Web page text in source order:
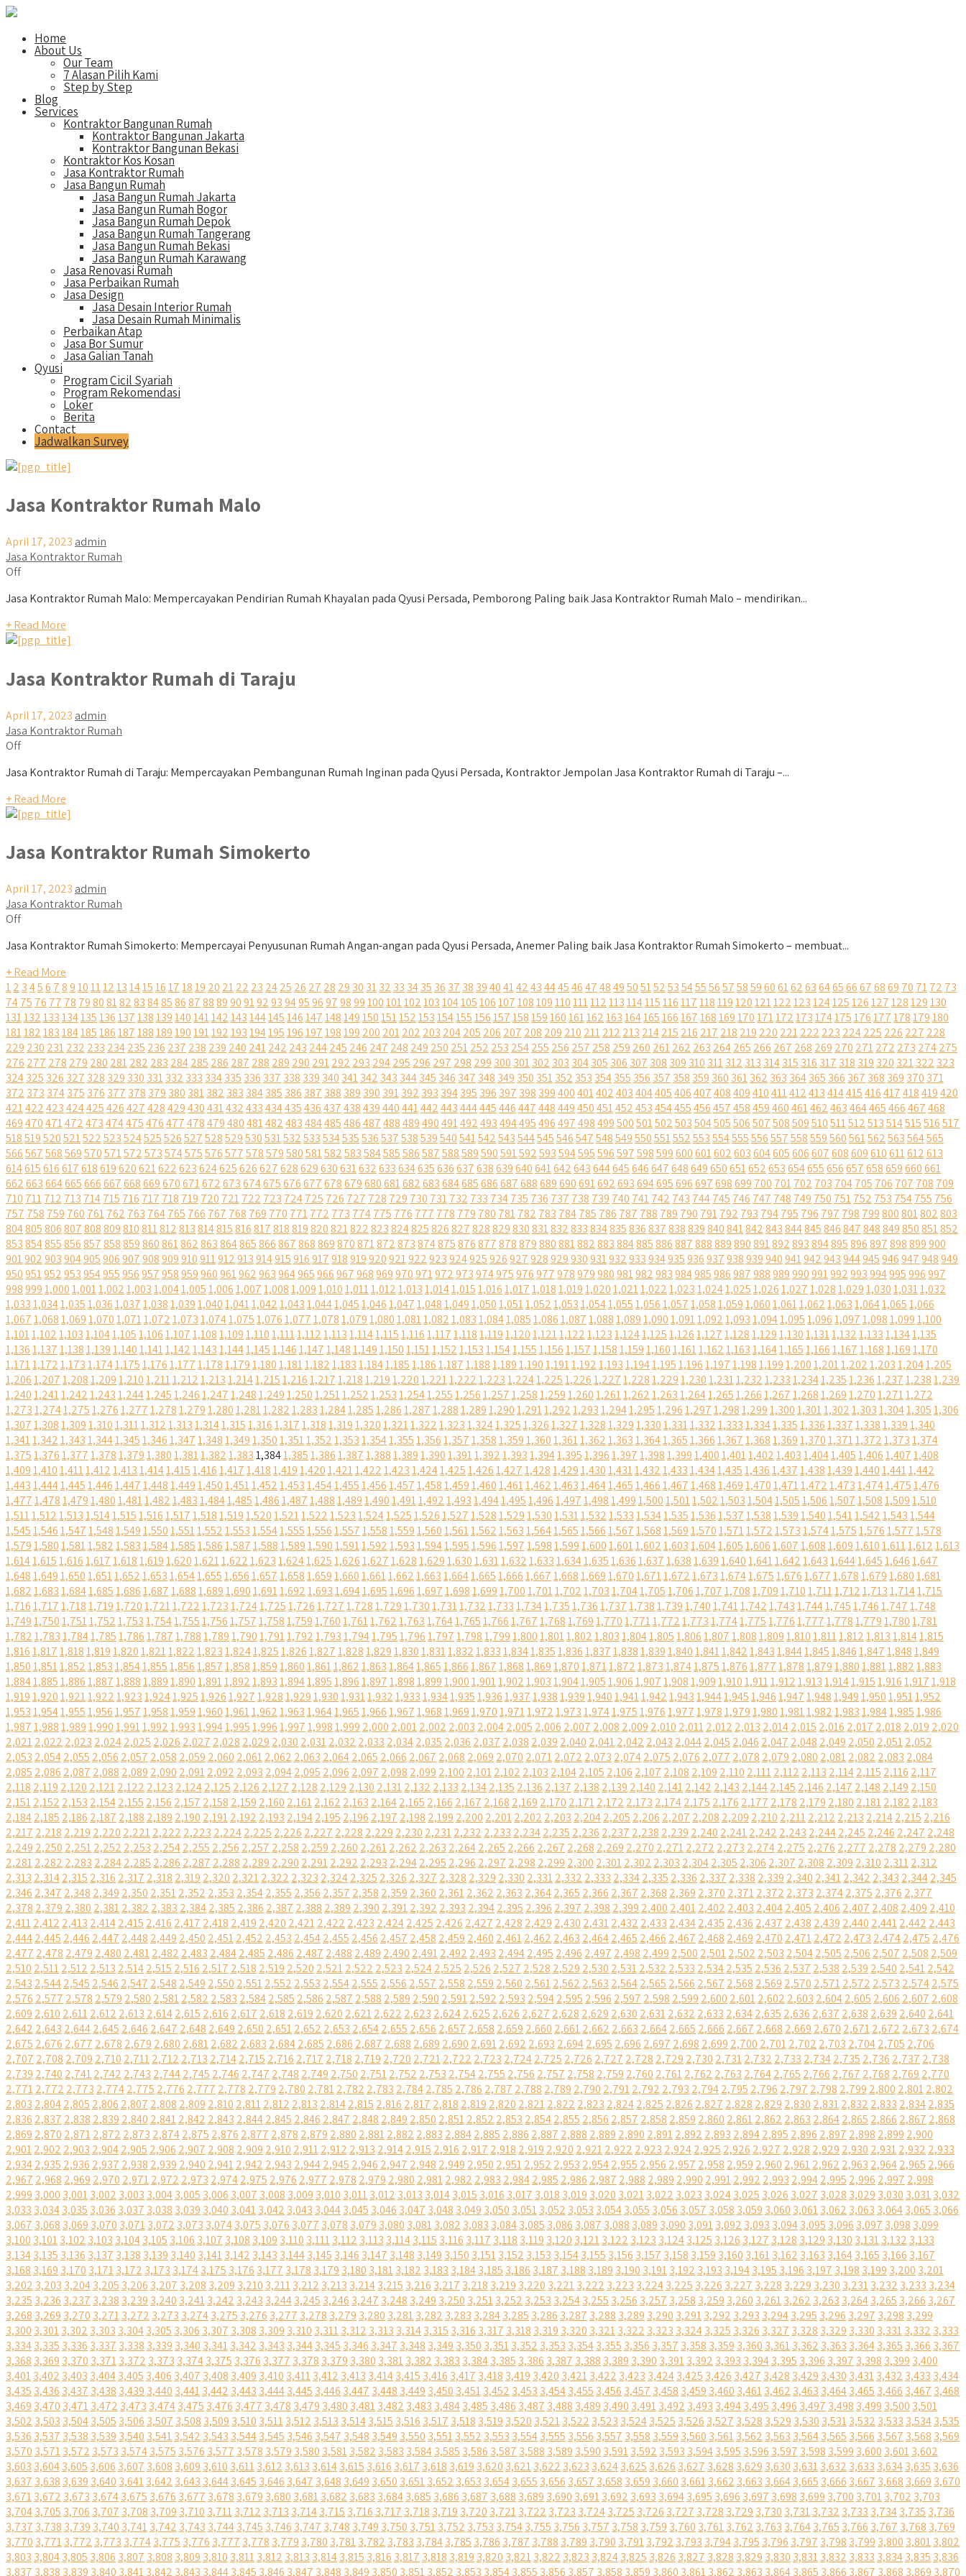
Home
About Us
Our Team
7 Alasan Pilih Kami
Step by Step
Blog
Services
Kontraktor Bangunan Rumah
Kontraktor Bangunan Jakarta
Kontraktor Bangunan Bekasi
Kontraktor Kos Kosan
Jasa Kontraktor Rumah
Jasa Bangun Rumah
Jasa Bangun Rumah Jakarta
Jasa Bangun Rumah Bogor
Jasa Bangun Rumah Depok
Jasa Bangun Rumah Tangerang
Jasa Bangun Rumah Bekasi
Jasa Bangun Rumah Karawang
Jasa Renovasi Rumah
Jasa Perbaikan Rumah
Jasa Design
Jasa Desain Interior Rumah
Jasa Desain Rumah Minimalis
Perbaikan Atap
Jasa Bor Sumur
Jasa Galian Tanah
Qyusi
Program Cicil Syariah
Program Rekomendasi
Loker
Berita
Contact
Jadwalkan Survey
Jasa Kontraktor Rumah Malo
April 17, 2023 admin
Jasa Kontraktor Rumah
Off
Jasa Kontraktor Rumah Malo: Mempercayakan Pendirian Rumah Khayalan pada Qyusi Persada, Pemborong Paling baik Jasa Kontraktor Rumah Malo – mendirikan...
+ Read More
Jasa Kontraktor Rumah di Taraju
April 17, 2023 admin
Jasa Kontraktor Rumah
Off
Jasa Kontraktor Rumah di Taraju: Mempercayakan Pembangunan Rumah Inginan pada Qyusi Persada, Kontraktor Jempolan Jasa Kontraktor Rumah di Taraju –...
+ Read More
Jasa Kontraktor Rumah Simokerto
April 17, 2023 admin
Jasa Kontraktor Rumah
Off
Jasa Kontraktor Rumah Simokerto: Mempercayai Penyusunan Rumah Angan-angan pada Qyusi Persada, Anemer Paling baik Jasa Kontraktor Rumah Simokerto – membuat...
+ Read More
12 3456 78910111213141516171819 20 2122 23 2425 26 27 28 29 30 3132 33 3435 36 37 38 39404142434445464748495051525354555657585960616263646566676869 70 7172 73
7475 76 77 78 798081828384858687888990919293949596979899100101102103104105106107108109110111112113114115116117118119120121122123124125126127128129130
131132133134135136137138139140141142143144145146147148149150151152153154155156157158159160161162163164165166167168169170171172173174175176177178179180
181182183184185186187188189190191192193194195196197198199 200 201202 203 204205 206 207 208 209 210 211212 213 214215 216 217 218 219 220 221222 223 224225 226 227 228
229 230 231232 233 234235 236 237 238 239 240 241242 243 244245 246 247 248 249 250 251252 253 254255 256 257 258 259 260 261262 263 264265 266 267 268 269 270 271272 273 274275
276 277 278 279 280 281282 283 284285 286 287 288 289 290 291292 293 294295 296 297 298 299 300 301302 303 304305 306 307 308 309 310 311312 313 314315 316 317 318 319 320 321322 323
324325 326 327 328 329 330 331332 333 334335 336 337 338 339 340 341342 343 344345 346 347 348 349 350 351352 353 354355 356 357 358 359 360 361362 363 364365 366 367 368 369 370 371
372 373 374375 376 377 378 379 380 381382 383 384385 386 387 388 389 390 391392 393 394395 396 397 398 399400401402403404405406407408409410411412413414415416417418419420
421422423424425426427428429430431432433434435436437438439440441442443444445446447448449450451452453454455456457458459460461462463464465466467468
469470471472473474475476477478479480481482483484485486487488489490491492493494495496497498499500501502503504505506507508509510511512513514515516517
518519520521522523524525526527528529530531532533534535536537538539540541542543544545546547548549550551552553554555556557558559560561562563564565
566567568569570571572573574575576577578579580581582583584585586587588589590591592593594595596597598599600601602603604605606607608609610611612613
614615616617618619620621622623624625626627628629630631632633634635636637638639640641642643644645646647648649650651652653654655656657658659660661
662663664665666667668669670671672673674675676677678679680681682683684685686687688689690691692693694695696697698699 700 701702 703 704705 706 707 708 709
710 711712 713 714715 716 717 718 719 720 721722 723 724725 726 727 728 729 730 731732 733 734735 736 737 738 739 740 741742 743 744745 746 747 748 749 750 751752 753 754755 756
757 758 759 760 761762 763 764765 766 767 768 769 770 771772 773 774775 776 777 778 779 780 781782 783 784785 786 787 788 789 790 791792 793 794795 796 797 798 799800801802803
804805806807808809810811812813814815816817818819820821822823824825826827828829830831832833834835836837838839840841842843844845846847848849850851852
853854855856857858859860861862863864865866867868869870871872873874875876877878879880881882883884885886887888889890891892893894895896897898899900
901902903904905906907908909910911912913914915916917918919920921922923924925926927928929930931932933934935936937938939940941942943944945946947948949
950951952953954955956957958959960961962963964965966967968969970971972973974975976977978979980981982983984985986987988989990991992993994995996997
9989991,0001,0011,0021,0031,0041,0051,0061,0071,0081,0091,0101,0111,0121,0131,0141,0151,0161,0171,0181,0191,0201,0211,0221,0231,0241,0251,0261,0271,0281,0291,0301,0311,032
1,0331,0341,0351,0361,0371,0381,0391,0401,0411,0421,0431,0441,0451,0461,0471,0481,0491,0501,0511,0521,0531,0541,0551,0561,0571,0581,0591,0601,0611,0621,0631,0641,0651,066
1,0671,0681,0691,0701,0711,0721,0731,0741,0751,0761,0771,0781,0791,0801,0811,0821,0831,0841,0851,0861,0871,0881,0891,0901,0911,0921,0931,0941,0951,0961,0971,0981,0991,100
1,1011,1021,1031,1041,1051,1061,1071,1081,1091,1101,1111,1121,1131,1141,1151,1161,1171,1181,1191,1201,1211,1221,1231,1241,1251,1261,1271,1281,1291,1301,1311,1321,1331,1341,135
1,1361,1371,1381,1391,1401,1411,1421,1431,1441,1451,1461,1471,1481,1491,1501,1511,1521,1531,1541,1551,1561,1571,1581,1591,1601,1611,1621,1631,1641,1651,1661,1671,1681,1691,170
1,1711,1721,1731,1741,1751,1761,1771,1781,1791,1801,1811,1821,1831,1841,1851,1861,1871,1881,1891,1901,1911,1921,1931,1941,1951,1961,1971,1981,1991,2001,2011,2021,2031,2041,205
1,2061,2071,2081,2091,2101,2111,2121,2131,2141,2151,2161,2171,2181,2191,2201,2211,2221,2231,2241,2251,2261,2271,2281,2291,2301,2311,2321,2331,2341,2351,2361,2371,2381,239
1,2401,2411,2421,2431,2441,2451,2461,2471,2481,2491,2501,2511,2521,2531,2541,2551,2561,2571,2581,2591,2601,2611,2621,2631,2641,2651,2661,2671,2681,2691,2701,2711,272
1,2731,2741,2751,2761,2771,2781,2791,2801,2811,2821,2831,2841,2851,2861,2871,2881,2891,2901,2911,2921,2931,2941,2951,2961,2971,2981,2991,3001,3011,3021,3031,3041,3051,306
1,3071,3081,3091,3101,3111,3121,3131,3141,3151,3161,3171,3181,3191,3201,3211,3221,3231,3241,3251,3261,3271,3281,3291,3301,3311,3321,3331,3341,3351,3361,3371,3381,3391,340
1,3411,3421,3431,3441,3451,3461,3471,3481,3491,3501,3511,3521,3531,3541,3551,3561,3571,3581,3591,3601,3611,3621,3631,3641,3651,3661,3671,3681,3691,3701,3711,3721,3731,374
1,3751,3761,3771,3781,3791,3801,3811,3821,3831,3841,3851,3861,3871,3881,3891,3901,3911,3921,3931,3941,3951,3961,3971,3981,3991,4001,4011,4021,4031,4041,4051,4061,4071,408
1,4091,4101,4111,4121,4131,4141,4151,4161,4171,4181,4191,4201,4211,4221,4231,4241,4251,4261,4271,4281,4291,4301,4311,4321,4331,4341,4351,4361,4371,4381,4391,4401,4411,442
1,4431,4441,4451,4461,4471,4481,4491,4501,4511,4521,4531,4541,4551,4561,4571,4581,4591,4601,4611,4621,4631,4641,4651,4661,4671,4681,4691,4701,4711,4721,4731,4741,4751,476
1,4771,4781,4791,4801,4811,4821,4831,4841,4851,4861,4871,4881,4891,4901,4911,4921,4931,4941,4951,4961,4971,4981,4991,5001,5011,5021,5031,5041,5051,5061,5071,5081,5091,510
1,5111,5121,5131,5141,5151,5161,5171,5181,5191,5201,5211,5221,5231,5241,5251,5261,5271,5281,5291,5301,5311,5321,5331,5341,5351,5361,5371,5381,5391,5401,5411,5421,5431,544
1,5451,5461,5471,5481,5491,5501,5511,5521,5531,5541,5551,5561,5571,5581,5591,5601,5611,5621,5631,5641,5651,5661,5671,5681,5691,5701,5711,5721,5731,5741,5751,5761,5771,578
1,5791,5801,5811,5821,5831,5841,5851,5861,5871,5881,5891,5901,5911,5921,5931,5941,5951,5961,5971,5981,5991,6001,6011,6021,6031,6041,6051,6061,6071,6081,6091,6101,6111,6121,613
1,6141,6151,6161,6171,6181,6191,6201,6211,6221,6231,6241,6251,6261,6271,6281,6291,6301,6311,6321,6331,6341,6351,6361,6371,6381,6391,6401,6411,6421,6431,6441,6451,6461,647
1,6481,6491,6501,6511,6521,6531,6541,6551,6561,6571,6581,6591,6601,6611,6621,6631,6641,6651,6661,6671,6681,6691,6701,6711,6721,6731,6741,6751,6761,6771,6781,6791,6801,681
1,6821,6831,6841,6851,6861,6871,6881,6891,6901,6911,6921,6931,6941,6951,6961,6971,6981,6991,7001,7011,7021,7031,7041,7051,7061,7071,7081,7091,7101,7111,7121,7131,7141,715
1,7161,7171,7181,7191,7201,7211,7221,7231,7241,7251,7261,7271,7281,7291,7301,7311,7321,7331,7341,7351,7361,7371,7381,7391,7401,7411,7421,7431,7441,7451,7461,7471,748
1,7491,7501,7511,7521,7531,7541,7551,7561,7571,7581,7591,7601,7611,7621,7631,7641,7651,7661,7671,7681,7691,7701,7711,7721,7731,7741,7751,7761,7771,7781,7791,7801,781
1,7821,7831,7841,7851,7861,7871,7881,7891,7901,7911,7921,7931,7941,7951,7961,7971,7981,7991,8001,8011,8021,8031,8041,8051,8061,8071,8081,8091,8101,8111,8121,8131,8141,815
1,8161,8171,8181,8191,8201,8211,8221,8231,8241,8251,8261,8271,8281,8291,8301,8311,8321,8331,8341,8351,8361,8371,8381,8391,8401,8411,8421,8431,8441,8451,8461,8471,8481,849
1,8501,8511,8521,8531,8541,8551,8561,8571,8581,8591,8601,8611,8621,8631,8641,8651,8661,8671,8681,8691,8701,8711,8721,8731,8741,8751,8761,8771,8781,8791,8801,8811,8821,883
1,8841,8851,8861,8871,8881,8891,8901,8911,8921,8931,8941,8951,8961,8971,8981,8991,9001,9011,9021,9031,9041,9051,9061,9071,9081,9091,9101,9111,9121,9131,9141,9151,9161,9171,918
1,9191,9201,9211,9221,9231,9241,9251,9261,9271,9281,9291,9301,9311,9321,9331,9341,9351,9361,9371,9381,9391,9401,9411,9421,9431,9441,9451,9461,9471,9481,9491,9501,9511,952
1,9531,9541,9551,9561,9571,9581,9591,9601,9611,9621,9631,9641,9651,9661,9671,9681,9691,9701,9711,9721,9731,9741,9751,9761,9771,9781,9791,9801,9811,9821,9831,9841,9851,986
1,9871,9881,9891,9901,9911,9921,9931,9941,9951,9961,9971,9981,999 2,000 2,0012,002 2,003 2,0042,005 2,006 2,007 2,008 2,009 2,010 2,0112,012 2,013 2,0142,015 2,016 2,017 2,018 2,019 2,020
2,0212,022 2,023 2,0242,025 2,026 2,027 2,028 2,029 2,030 2,0312,032 2,033 2,0342,035 2,036 2,037 2,038 2,039 2,040 2,0412,042 2,043 2,0442,045 2,046 2,047 2,048 2,049 2,050 2,0512,052
2,053 2,0542,055 2,056 2,057 2,058 2,059 2,060 2,0612,062 2,063 2,0642,065 2,066 2,067 2,068 2,069 2,070 2,0712,072 2,073 2,0742,075 2,076 2,077 2,078 2,079 2,080 2,0812,082 2,083 2,084
2,085 2,086 2,087 2,088 2,089 2,090 2,0912,092 2,093 2,0942,095 2,096 2,097 2,098 2,099 2,100 2,1012,102 2,103 2,1042,105 2,106 2,107 2,108 2,109 2,110 2,1112,112 2,113 2,1142,115 2,116 2,117
2,118 2,119 2,120 2,1212,122 2,123 2,1242,125 2,126 2,127 2,128 2,129 2,130 2,1312,132 2,133 2,1342,135 2,136 2,137 2,138 2,139 2,140 2,1412,142 2,143 2,1442,145 2,146 2,147 2,148 2,149 2,150
2,1512,152 2,153 2,1542,155 2,156 2,157 2,158 2,159 2,160 2,1612,162 2,163 2,1642,165 2,166 2,167 2,168 2,169 2,170 2,1712,172 2,173 2,1742,175 2,176 2,177 2,178 2,179 2,180 2,1812,182 2,183
2,1842,185 2,186 2,187 2,188 2,189 2,190 2,1912,192 2,193 2,1942,195 2,196 2,197 2,198 2,199 2,200 2,2012,202 2,203 2,2042,205 2,206 2,207 2,208 2,209 2,210 2,2112,212 2,213 2,2142,215 2,216
2,217 2,218 2,219 2,220 2,2212,222 2,223 2,2242,225 2,226 2,227 2,228 2,229 2,230 2,2312,232 2,233 2,2342,235 2,236 2,237 2,238 2,239 2,240 2,2412,242 2,243 2,2442,245 2,246 2,247 2,248
2,249 2,250 2,2512,252 2,253 2,2542,255 2,256 2,257 2,258 2,259 2,260 2,2612,262 2,263 2,2642,265 2,266 2,267 2,268 2,269 2,270 2,2712,272 2,273 2,2742,275 2,276 2,277 2,278 2,279 2,280
2,2812,282 2,283 2,2842,285 2,286 2,287 2,288 2,289 2,290 2,2912,292 2,293 2,2942,295 2,296 2,297 2,298 2,299 2,300 2,3012,302 2,303 2,3042,305 2,306 2,307 2,308 2,309 2,310 2,3112,312
2,313 2,3142,315 2,316 2,317 2,318 2,319 2,320 2,3212,322 2,323 2,3242,325 2,326 2,327 2,328 2,329 2,330 2,3312,332 2,333 2,3342,335 2,336 2,337 2,338 2,339 2,340 2,3412,342 2,343 2,3442,345
2,346 2,347 2,348 2,349 2,350 2,3512,352 2,353 2,3542,355 2,356 2,357 2,358 2,359 2,360 2,3612,362 2,363 2,3642,365 2,366 2,367 2,368 2,369 2,370 2,3712,372 2,373 2,3742,375 2,376 2,377
2,378 2,379 2,380 2,3812,382 2,383 2,3842,385 2,386 2,387 2,388 2,389 2,390 2,3912,392 2,393 2,3942,395 2,396 2,397 2,398 2,399 2,400 2,4012,402 2,403 2,4042,405 2,406 2,407 2,408 2,409 2,410
2,4112,412 2,413 2,4142,415 2,416 2,417 2,418 2,419 2,420 2,4212,422 2,423 2,4242,425 2,426 2,427 2,428 2,429 2,430 2,4312,432 2,433 2,4342,435 2,436 2,437 2,438 2,439 2,440 2,4412,442 2,443
2,4442,445 2,446 2,447 2,448 2,449 2,450 2,4512,452 2,453 2,4542,455 2,456 2,457 2,458 2,459 2,460 2,4612,462 2,463 2,4642,465 2,466 2,467 2,468 2,469 2,470 2,4712,472 2,473 2,4742,475 2,476
2,477 2,478 2,479 2,480 2,4812,482 2,483 2,4842,485 2,486 2,487 2,488 2,489 2,490 2,4912,492 2,493 2,4942,495 2,496 2,497 2,498 2,499 2,500 2,5012,502 2,503 2,5042,505 2,506 2,507 2,508 2,509
2,510 2,5112,512 2,513 2,5142,515 2,516 2,517 2,518 2,519 2,520 2,5212,522 2,523 2,5242,525 2,526 2,527 2,528 2,529 2,530 2,5312,532 2,533 2,5342,535 2,536 2,537 2,538 2,539 2,540 2,5412,542
2,543 2,5442,545 2,546 2,547 2,548 2,549 2,550 2,5512,552 2,553 2,5542,555 2,556 2,557 2,558 2,559 2,560 2,5612,562 2,563 2,5642,565 2,566 2,567 2,568 2,569 2,570 2,5712,572 2,573 2,5742,575
2,576 2,577 2,578 2,579 2,580 2,5812,582 2,583 2,5842,585 2,586 2,587 2,588 2,589 2,590 2,5912,592 2,593 2,5942,595 2,596 2,597 2,598 2,599 2,600 2,6012,602 2,603 2,6042,605 2,606 2,607 2,608
2,609 2,610 2,6112,612 2,613 2,6142,615 2,616 2,617 2,618 2,619 2,620 2,6212,622 2,623 2,6242,625 2,626 2,627 2,628 2,629 2,630 2,6312,632 2,633 2,6342,635 2,636 2,637 2,638 2,639 2,640 2,641
2,642 2,643 2,6442,645 2,646 2,647 2,648 2,649 2,650 2,6512,652 2,653 2,6542,655 2,656 2,657 2,658 2,659 2,660 2,6612,662 2,663 2,6642,665 2,666 2,667 2,668 2,669 2,670 2,6712,672 2,673 2,674
2,675 2,676 2,677 2,678 2,679 2,680 2,6812,682 2,683 2,6842,685 2,686 2,687 2,688 2,689 2,690 2,6912,692 2,693 2,6942,695 2,696 2,697 2,698 2,699 2,700 2,7012,702 2,703 2,7042,705 2,706
2,707 2,708 2,709 2,710 2,7112,712 2,713 2,7142,715 2,716 2,717 2,718 2,719 2,720 2,7212,722 2,723 2,7242,725 2,726 2,727 2,728 2,729 2,730 2,7312,732 2,733 2,7342,735 2,736 2,737 2,738
2,739 2,740 2,7412,742 2,743 2,7442,745 2,746 2,747 2,748 2,749 2,750 2,7512,752 2,753 2,7542,755 2,756 2,757 2,758 2,759 2,760 2,7612,762 2,763 2,7642,765 2,766 2,767 2,768 2,769 2,770
2,7712,772 2,773 2,7742,775 2,776 2,777 2,778 2,779 2,780 2,7812,782 2,783 2,7842,785 2,786 2,787 2,788 2,789 2,790 2,7912,792 2,793 2,7942,795 2,796 2,797 2,798 2,799 2,800 2,8012,802
2,803 2,8042,805 2,806 2,807 2,808 2,809 2,810 2,8112,812 2,813 2,8142,815 2,816 2,817 2,818 2,819 2,820 2,8212,822 2,823 2,8242,825 2,826 2,827 2,828 2,829 2,830 2,8312,832 2,833 2,8342,835
2,836 2,837 2,838 2,839 2,840 2,8412,842 2,843 2,8442,845 2,846 2,847 2,848 2,849 2,850 2,8512,852 2,853 2,8542,855 2,856 2,857 2,858 2,859 2,860 2,8612,862 2,863 2,8642,865 2,866 2,867 2,868
2,869 2,870 2,8712,872 2,873 2,8742,875 2,876 2,877 2,878 2,879 2,880 2,8812,882 2,883 2,8842,885 2,886 2,887 2,888 2,889 2,890 2,8912,892 2,893 2,8942,895 2,896 2,897 2,898 2,899 2,900
2,9012,902 2,903 2,9042,905 2,906 2,907 2,908 2,909 2,910 2,9112,912 2,913 2,9142,915 2,916 2,917 2,918 2,919 2,920 2,9212,922 2,923 2,9242,925 2,926 2,927 2,928 2,929 2,930 2,9312,932 2,933
2,9342,935 2,936 2,937 2,938 2,939 2,940 2,9412,942 2,943 2,9442,945 2,946 2,947 2,948 2,949 2,950 2,9512,952 2,953 2,9542,955 2,956 2,957 2,958 2,959 2,960 2,9612,962 2,963 2,9642,965 2,966
2,967 2,968 2,969 2,970 2,9712,972 2,973 2,9742,975 2,976 2,977 2,978 2,979 2,980 2,9812,982 2,983 2,9842,985 2,986 2,987 2,988 2,989 2,990 2,9912,992 2,993 2,9942,995 2,996 2,997 2,998
2,999 3,000 3,0013,002 3,003 3,0043,005 3,006 3,007 3,008 3,009 3,010 3,0113,012 3,013 3,0143,015 3,016 3,017 3,018 3,019 3,020 3,0213,022 3,023 3,0243,025 3,026 3,027 3,028 3,029 3,030 3,0313,032
3,033 3,0343,035 3,036 3,037 3,038 3,039 3,040 3,0413,042 3,043 3,0443,045 3,046 3,047 3,048 3,049 3,050 3,0513,052 3,053 3,0543,055 3,056 3,057 3,058 3,059 3,060 3,0613,062 3,063 3,0643,065 3,066
3,067 3,068 3,069 3,070 3,0713,072 3,073 3,0743,075 3,076 3,077 3,078 3,079 3,080 3,0813,082 3,083 3,0843,085 3,086 3,087 3,088 3,089 3,090 3,0913,092 3,093 3,0943,095 3,096 3,097 3,098 3,099
3,100 3,1013,102 3,103 3,1043,105 3,106 3,107 3,108 3,109 3,110 3,1113,112 3,113 3,1143,115 3,116 3,117 3,118 3,119 3,120 3,1213,122 3,123 3,1243,125 3,126 3,127 3,128 3,129 3,130 3,1313,132 3,133
3,1343,135 3,136 3,137 3,138 3,139 3,140 3,1413,142 3,143 3,1443,145 3,146 3,147 3,148 3,149 3,150 3,1513,152 3,153 3,1543,155 3,156 3,157 3,158 3,159 3,160 3,1613,162 3,163 3,1643,165 3,166 3,167
3,168 3,169 3,170 3,1713,172 3,173 3,1743,175 3,176 3,177 3,178 3,179 3,180 3,1813,182 3,183 3,1843,185 3,186 3,187 3,188 3,189 3,190 3,1913,192 3,193 3,1943,195 3,196 3,197 3,198 3,199 3,200 3,201
3,202 3,203 3,2043,205 3,206 3,207 3,208 3,209 3,210 3,2113,212 3,213 3,2143,215 3,216 3,217 3,218 3,219 3,220 3,2213,222 3,223 3,2243,225 3,226 3,227 3,228 3,229 3,230 3,2313,232 3,233 3,234
3,235 3,236 3,237 3,238 3,239 3,240 3,2413,242 3,243 3,2443,245 3,246 3,247 3,248 3,249 3,250 3,2513,252 3,253 3,2543,255 3,256 3,257 3,258 3,259 3,260 3,2613,262 3,263 3,2643,265 3,266 3,267
3,268 3,269 3,270 3,2713,272 3,273 3,2743,275 3,276 3,277 3,278 3,279 3,280 3,2813,282 3,283 3,2843,285 3,286 3,287 3,288 3,289 3,290 3,2913,292 3,293 3,2943,295 3,296 3,297 3,298 3,299
3,300 3,3013,302 3,303 3,3043,305 3,306 3,307 3,308 3,309 3,310 3,3113,312 3,313 3,3143,315 3,316 3,317 3,318 3,319 3,320 3,3213,322 3,323 3,3243,325 3,326 3,327 3,328 3,329 3,330 3,3313,332 3,333
3,3343,335 3,336 3,337 3,338 3,339 3,340 3,3413,342 3,343 3,3443,345 3,346 3,347 3,348 3,349 3,350 3,3513,352 3,353 3,3543,355 3,356 3,357 3,358 3,359 3,360 3,3613,362 3,363 3,3643,365 3,366 3,367
3,368 3,369 3,370 3,3713,372 3,373 3,3743,375 3,376 3,377 3,378 3,379 3,380 3,3813,382 3,383 3,3843,385 3,386 3,387 3,388 3,389 3,390 3,3913,392 3,393 3,3943,395 3,396 3,397 3,398 3,399 3,400
3,4013,402 3,403 3,4043,405 3,406 3,407 3,408 3,409 3,410 3,4113,412 3,413 3,4143,415 3,416 3,417 3,418 3,419 3,420 3,4213,422 3,423 3,4243,425 3,426 3,427 3,428 3,429 3,430 3,4313,432 3,433 3,434
3,435 3,436 3,437 3,438 3,439 3,440 3,4413,442 3,443 3,4443,445 3,446 3,447 3,448 3,449 3,450 3,4513,452 3,453 3,4543,455 3,456 3,457 3,458 3,459 3,460 3,4613,462 3,463 3,4643,465 3,466 3,467 3,468
3,469 3,470 3,4713,472 3,473 3,4743,475 3,476 3,477 3,478 3,479 3,480 3,4813,482 3,483 3,4843,485 3,486 3,487 3,488 3,489 3,490 3,4913,492 3,493 3,4943,495 3,496 3,497 3,498 3,499 3,500 3,501
3,502 3,503 3,5043,505 3,506 3,507 3,508 3,509 3,510 3,5113,512 3,513 3,5143,515 3,516 3,517 3,518 3,519 3,520 3,5213,522 3,523 3,5243,525 3,526 3,527 3,528 3,529 3,530 3,5313,532 3,533 3,5343,535
3,536 3,537 3,538 3,539 3,540 3,5413,542 3,543 3,5443,545 3,546 3,547 3,548 3,549 3,550 3,5513,552 3,553 3,5543,555 3,556 3,557 3,558 3,559 3,560 3,5613,562 3,563 3,5643,565 3,566 3,567 3,568 3,569
3,570 3,5713,572 3,573 3,5743,575 3,576 3,577 3,578 3,579 3,580 3,5813,582 3,583 3,5843,585 3,586 3,587 3,588 3,589 3,590 3,5913,592 3,593 3,5943,595 3,596 3,597 3,598 3,599 3,600 3,6013,602
3,603 3,6043,605 3,606 3,607 3,608 3,609 3,610 3,6113,612 3,613 3,6143,615 3,616 3,617 3,618 3,619 3,620 3,6213,622 3,623 3,6243,625 3,626 3,627 3,628 3,629 3,630 3,6313,632 3,633 3,6343,635 3,636
3,637 3,638 3,639 3,640 3,6413,642 3,643 3,6443,645 3,646 3,647 3,648 3,649 3,650 3,6513,652 3,653 3,6543,655 3,656 3,657 3,658 3,659 3,660 3,6613,662 3,663 3,6643,665 3,666 3,667 3,668 3,669 3,670
3,6713,672 3,673 3,6743,675 3,676 3,677 3,678 3,679 3,680 3,6813,682 3,683 3,6843,685 3,686 3,687 3,688 3,689 3,690 3,6913,692 3,693 3,6943,695 3,696 3,697 3,698 3,699 3,700 3,7013,702 3,703
3,7043,705 3,706 3,707 3,708 3,709 3,710 3,7113,712 3,713 3,7143,715 3,716 3,717 3,718 3,719 3,720 3,7213,722 3,723 3,7243,725 3,726 3,727 3,728 3,729 3,730 3,7313,732 3,733 3,7343,735 3,736
3,737 3,738 3,739 3,740 3,7413,742 3,743 3,7443,745 3,746 3,747 3,748 3,749 3,750 3,7513,752 3,753 3,7543,755 3,756 3,757 3,758 3,759 3,760 3,7613,762 3,763 3,7643,765 3,766 3,767 3,768 3,769
3,770 3,7713,772 3,773 3,7743,775 3,776 3,777 3,778 3,779 3,780 3,7813,782 3,783 3,7843,785 3,786 3,787 3,788 3,789 3,790 3,7913,792 3,793 3,7943,795 3,796 3,797 3,798 3,799 3,800 3,8013,802
3,803 3,8043,805 3,806 3,807 3,808 3,809 3,810 3,8113,812 3,813 3,8143,815 3,816 3,817 3,818 3,819 3,820 3,8213,822 3,823 3,8243,825 3,826 3,827 3,828 3,829 3,830 3,8313,832 3,833 3,8343,835 3,836
3,837 3,838 3,839 3,840 3,8413,842 3,843 3,8443,845 3,846 3,847 3,848 3,849 3,850 3,8513,852 3,853 3,8543,855 3,856 3,857 3,858 3,859 3,860 3,8613,862 3,863 3,8643,865 3,866 3,867 3,868 3,869 3,870